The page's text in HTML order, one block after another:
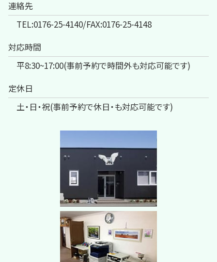
連絡先
TEL:0176-25-4140/FAX:0176-25-4148
対応時間
平8:30~17:00(事前予約で時間外も対応可能です)
定休日
土・日・祝(事前予約で休日・も対応可能です)